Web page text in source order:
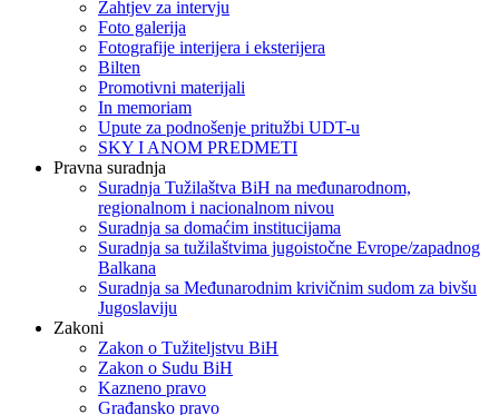
Zahtjev za intervju
Foto galerija
Fotografije interijera i eksterijera
Bilten
Promotivni materijali
In memoriam
Upute za podnošenje pritužbi UDT-u
SKY I ANOM PREDMETI
Pravna suradnja
Suradnja Tužilaštva BiH na međunarodnom,
regionalnom i nacionalnom nivou
Suradnja sa domaćim institucijama
Suradnja sa tužilaštvima jugoistočne Evrope/zapadnog
Balkana
Suradnja sa Međunarodnim krivičnim sudom za bivšu
Jugoslaviju
Zakoni
Zakon o Тužiteljstvu BiH
Zakon o Sudu BiH
Kazneno pravo
Građansko pravo